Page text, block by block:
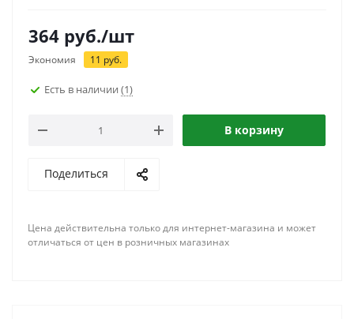
364 руб./шт
Экономия 11 руб.
Есть в наличии (1)
В корзину
Поделиться
Цена действительна только для интернет-магазина и может
отличаться от цен в розничных магазинах